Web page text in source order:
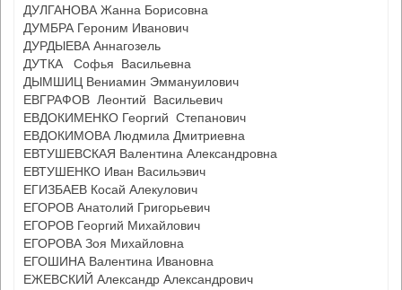
ДУЛГАНОВА Жанна Борисовна
ДУМБРА Героним Иванович
ДУРДЫЕВА Аннагозель
ДУТКА Софья Васильевна
ДЫМШИЦ Вениамин Эммануилович
ЕВГРАФОВ Леонтий Васильевич
ЕВДОКИМЕНКО Георгий Степанович
ЕВДОКИМОВА Людмила Дмитриевна
ЕВТУШЕВСКАЯ Валентина Александровна
ЕВТУШЕНКО Иван Васильэвич
ЕГИЗБАЕВ Косай Алекулович
ЕГОРОВ Анатолий Григорьевич
ЕГОРОВ Георгий Михайлович
ЕГОРОВА Зоя Михайловна
ЕГОШИНА Валентина Ивановна
ЕЖЕВСКИЙ Александр Александрович